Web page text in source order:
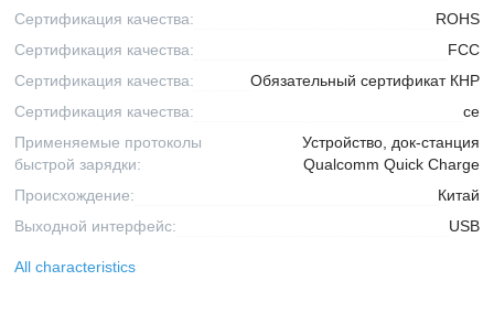
Сертификация качества:
ROHS
Сертификация качества:
FCC
Сертификация качества:
Обязательный сертификат КНР
Сертификация качества:
ce
Применяемые протоколы
быстрой зарядки:
Устройство, док-станция
Qualcomm Quick Charge
Происхождение:
Китай
Выходной интерфейс:
USB
All characteristics